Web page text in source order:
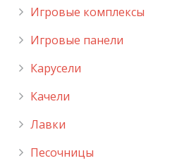
Игровые комплексы
Игровые панели
Карусели
Качели
Лавки
Песочницы